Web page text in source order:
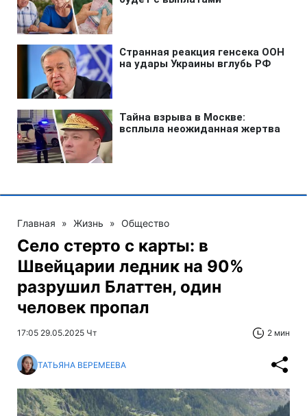
Главная » Жизнь » Общество
Село стерто с карты: в
Швейцарии ледник на 90%
разрушил Блаттен, один
человек пропал
17:05 29.05.2025 Чт 2 мин
ТАТЬЯНА ВЕРЕМЕЕВА